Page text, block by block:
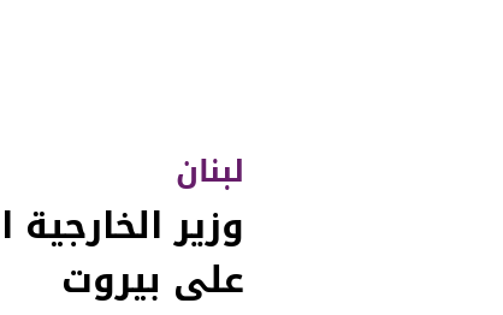
لبنان
وزير
على بيروت